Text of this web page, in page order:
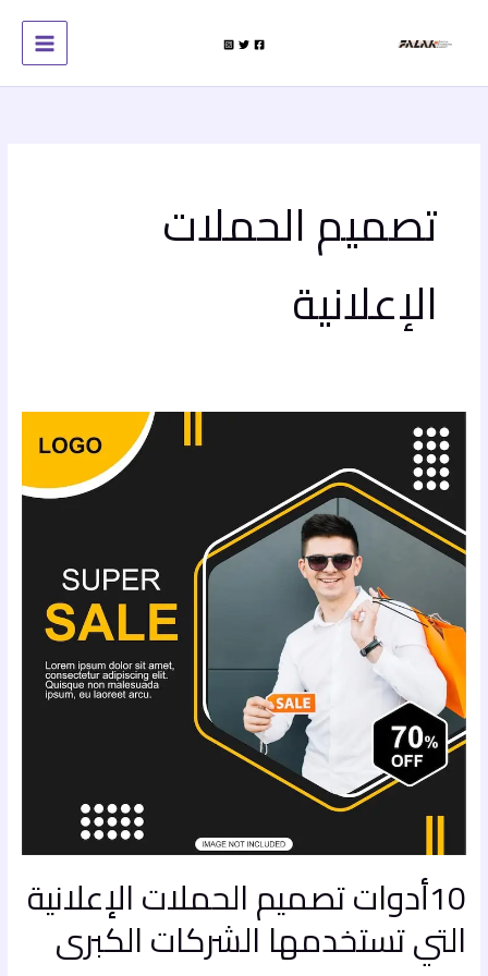
تصميم الحملات
الإعلانية
10أدوات تصميم الحملات الإعلانية
التي تستخدمها الشركات الكبرى
10أدوات
تصميم
الحملات
الإعلانية
التي
تستخدمها
الشركات